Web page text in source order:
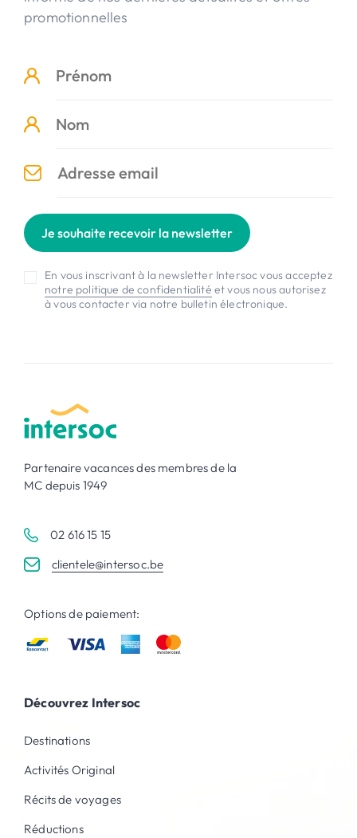
promotionnelles
Je souhaite recevoir la newsletter
En vous inscrivant à la newsletter Intersoc vous acceptez
notre politique de confidentialité et vous nous autorisez
à vous contacter via notre bulletin électronique.
Partenaire vacances des membres de la
MC depuis 1949
02 616 15 15
clientele@intersoc.be
Options de paiement:
Découvrez Intersoc
Destinations
Activités Original
Récits de voyages
Réductions